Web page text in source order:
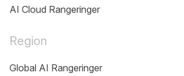
AI Cloud Rangeringer
Region
Global AI Rangeringer